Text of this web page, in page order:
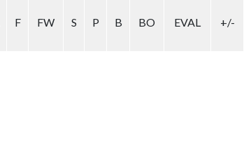
F FW S P B BO EVAL
+/-